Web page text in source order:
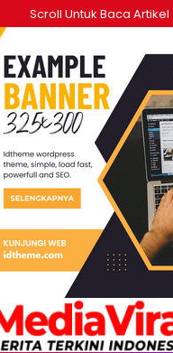
Scroll Untuk Baca Artikel